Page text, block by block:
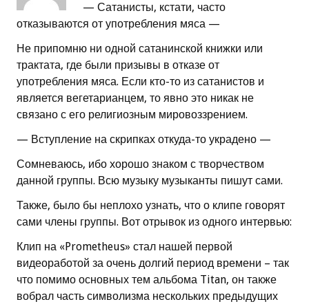
— Сатанисты, кстати, часто
отказываются от употребления мяса —
Не припомню ни одной сатанинской книжки или
трактата, где были призывы в отказе от
употребления мяса. Если кто-то из сатанистов и
является вегетарианцем, то явно это никак не
связано с его религиозным мировоззрением.
— Вступление на скрипках откуда-то украдено —
Сомневаюсь, ибо хорошо знаком с творчеством
данной группы. Всю музыку музыканты пишут сами.
Также, было бы неплохо узнать, что о клипе говорят
сами члены группы. Вот отрывок из одного интервью:
Клип на «Prometheus» стал нашей первой
видеоработой за очень долгий период времени – так
что помимо основных тем альбома Titan, он также
вобрал часть символизма нескольких предыдущих